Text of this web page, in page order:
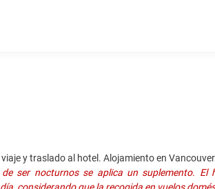
y traslado al hotel. Alojamiento en
ser nocturnos se aplica un suplemento. El